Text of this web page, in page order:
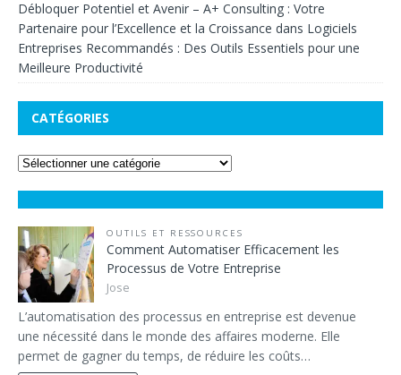
Débloquer Potentiel et Avenir – A+ Consulting : Votre
Partenaire pour l’Excellence et la Croissance dans Logiciels
Entreprises Recommandés : Des Outils Essentiels pour une
Meilleure Productivité
CATÉGORIES
OUTILS ET RESSOURCES
Comment Automatiser Efficacement les
Processus de Votre Entreprise
Jose
L’automatisation des processus en entreprise est devenue
une nécessité dans le monde des affaires moderne. Elle
permet de gagner du temps, de réduire les coûts…